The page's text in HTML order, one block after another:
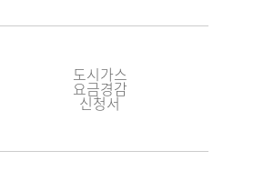
도시가스
요금경감
신청서